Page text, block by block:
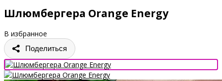
Шлюмбергера Orange Energy
В избранное
Поделиться